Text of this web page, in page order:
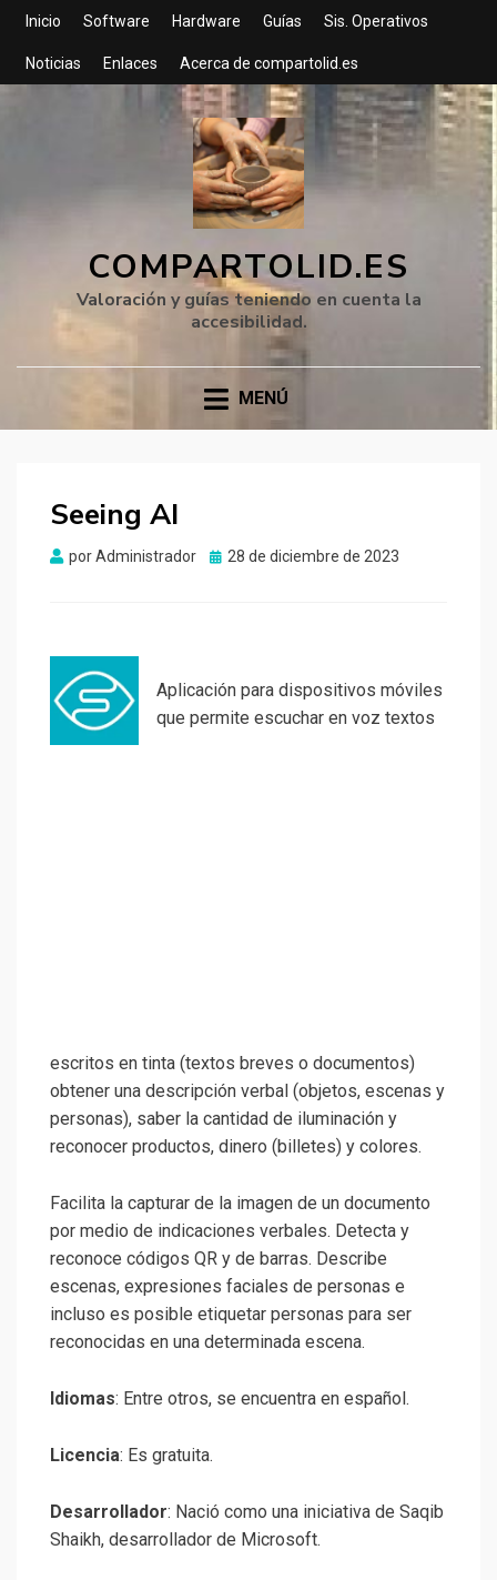
Inicio Software Hardware Guías Sis. Operativos
Noticias Enlaces Acerca de compartolid.es
COMPARTOLID.ES
Valoración y guías teniendo en cuenta la
accesibilidad.
MENÚ
Seeing AI
porAdministrador
Publicado
28 de diciembre de 2023
Aplicación para dispositivos móviles
que permite escuchar en voz textos
escritos en tinta (textos breves o documentos)
obtener una descripción verbal (objetos, escenas y
personas), saber la cantidad de iluminación y
reconocer productos, dinero (billetes) y colores.
Facilita la capturar de la imagen de un documento
por medio de indicaciones verbales. Detecta y
reconoce códigos QR y de barras. Describe
escenas, expresiones faciales de personas e
incluso es posible etiquetar personas para ser
reconocidas en una determinada escena.
Idiomas: Entre otros, se encuentra en español.
Licencia: Es gratuita.
Desarrollador: Nació como una iniciativa de Saqib
Shaikh, desarrollador de Microsoft.